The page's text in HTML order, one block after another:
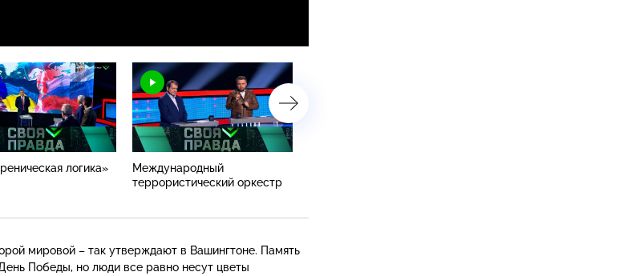
логика»
Международный
террористический оркестр
мировой – так утверждают в Вашингтоне. Память
Победы, но люди все равно несут цветы